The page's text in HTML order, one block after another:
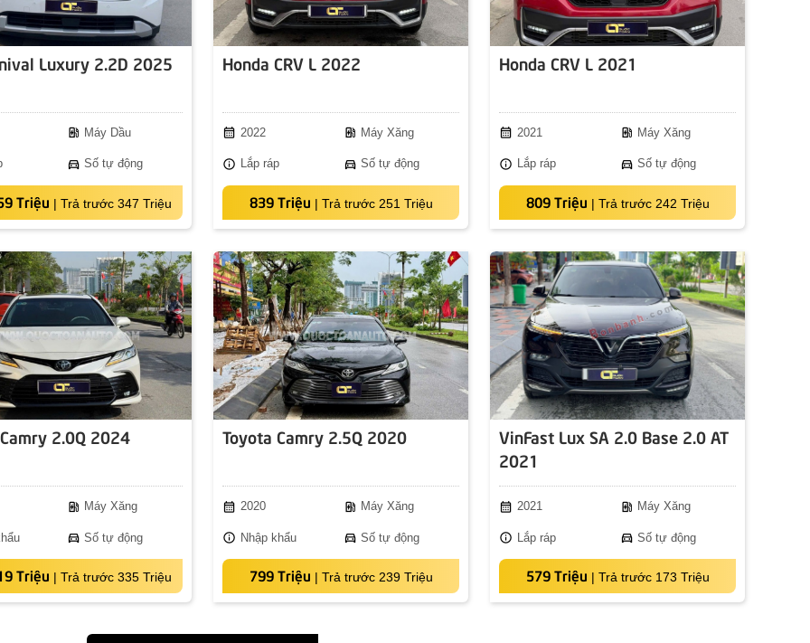
Luxury 2.2D 2025
ev_station Máy Dầu
directions_car Số tự động
Triệu | Trả trước 347 Triệu
Honda CRV L 2022
calendar_month 2022 ev_station Máy Xăng
info Lắp ráp directions_car Số tự động
839 Triệu | Trả trước 251 Triệu
Honda CRV L 2021
calendar_month 2021 ev_station Máy Xăng
info Lắp ráp directions_car Số tự động
809 Triệu | Trả trước 242 Triệu
2.0Q 2024
ev_station Máy Xăng
directions_car Số tự động
Triệu | Trả trước 335 Triệu
Toyota Camry 2.5Q 2020
calendar_month 2020 ev_station Máy Xăng
info Nhập khẩu directions_car Số tự động
799 Triệu | Trả trước 239 Triệu
VinFast Lux SA 2.0 Base 2.0 AT
2021
calendar_month 2021 ev_station Máy Xăng
info Lắp ráp directions_car Số tự động
579 Triệu | Trả trước 173 Triệu